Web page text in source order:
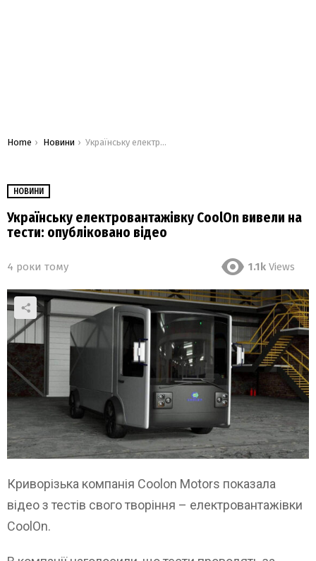
You are here:
Home Новини Українську електровантажівку CoolOn вивели на тести: опубліковано відео
НОВИНИ
Українську електровантажівку CoolOn вивели на
тести: опубліковано відео
4 роки тому 1.1k Views
Криворізька компанія Coolon Motors показала
відео з тестів свого творіння – електровантажівки
CoolОn.